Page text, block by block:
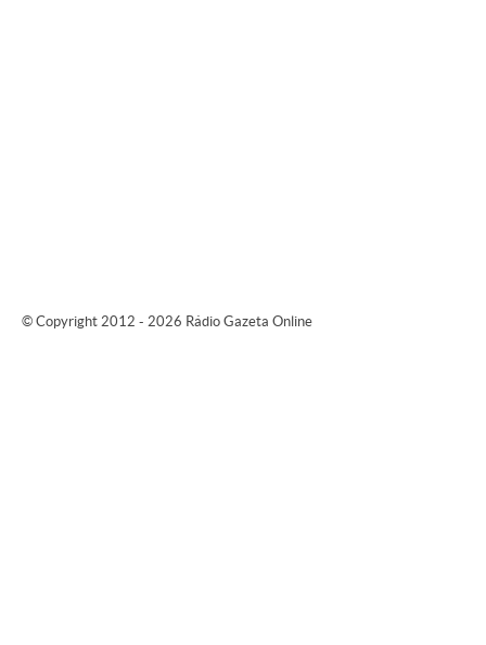
© Copyright 2012 - 2026 Rádio Gazeta Online